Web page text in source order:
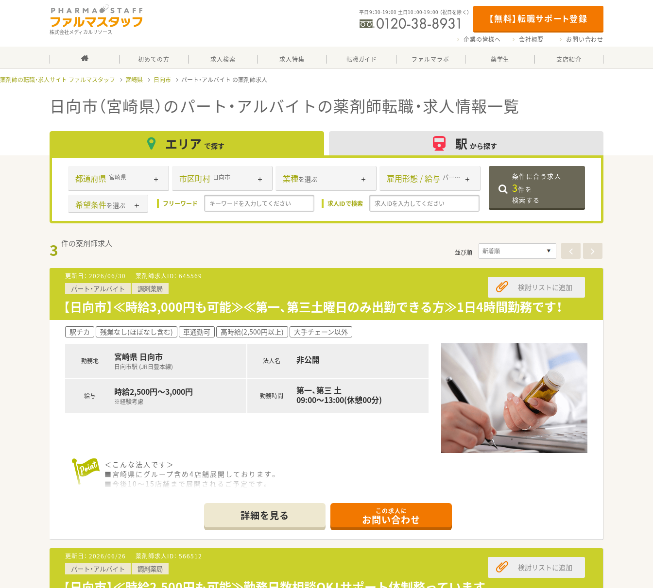
株式会社メディカルリソース
【無料】転職サポート登録
平日9：30-19：00 土日10：00-19：00 （祝日を除く）
企業の皆様へ 会社概要 お問い合わせ
初めての方 求人検索 求人特集 転職ガイド ファルマラボ 薬学生 支店紹介
薬剤師の転職・求人サイト ファルマスタッフ 宮崎県 日向市 パート・アルバイト
日向市（宮崎県）のパート・アルバイトの薬剤師転職・求人情報一覧
エリア で探す 駅 から探す
都道府県 宮崎県 市区町村 日向市 業種を選ぶ 雇用形態 / 給与 パート・アルバイト
希望条件を選ぶ フリーワード 求人IDで検索
条件に合う求人
3件を
検索する
3 件の薬剤師求人
並び順
更新日： 2026/06/30 薬剤師求人ID： 645569
パート・アルバイト 調剤薬局
【日向市】≪時給3,000円も可能≫≪第一、第三土曜日のみ出勤できる方≫1日4時間勤務です！
検討リストに追加
駅チカ 残業なし(ほぼなし含む) 車通勤可 高時給(2,500円以上) 大手チェーン以外
勤務地 宮崎県 日向市
日向市駅 (JR日豊本線)
給与 時給2,500円～3,000円
※経験考慮
法人名 非公開
勤務時間
第一、第三 土
09:00～13:00(休憩00分)
＜こんな法人です＞
■宮崎県にグループ含め4店舗展開しております。
■今後10～15店舗まで展開されるご予定です。
■もう1店舗も取得準備はできている店舗です。
■設立8年目でかなり急成長している法人です。
■社長も薬剤師の為、ヘルプが必要な際は全店の現場に入っております。
■休暇取得時も勤怠管理システムで報告のみで取得可能です。
■残業単位も1分単位で計算されます。
■全体で平均年齢30代半ばの法人です。
≪こんな方にオススメ≫
■Wワークで働きたい方
詳細を見る この求人に
お問い合わせ
更新日： 2026/06/26 薬剤師求人ID： 566512
パート・アルバイト 調剤薬局 検討リストに追加